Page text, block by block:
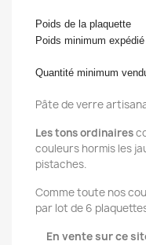
Poids de la plaquette
Poids minimum expédié
Quantité minimum
Pâte de verre
Les tons ordinaires
couleurs hormis les
pistaches.
Comme toute nos
par lot de 6
En vente sur ce